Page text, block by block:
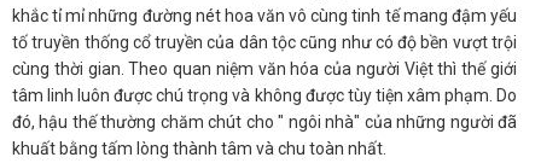
khắc tỉ mỉ những đường nét hoa văn vô cùng tinh tế mang đậm yếu
tố truyền thống cổ truyền của dân tộc cũng như có độ bền vượt trội
cùng thời gian. Theo quan niệm văn hóa của người Việt thì thế giới
tâm linh luôn được chú trọng và không được tùy tiện xâm phạm. Do
đó, hậu thế thường chăm chút cho " ngôi nhà" của những người đã
khuất bằng tấm lòng thành tâm và chu toàn nhất.